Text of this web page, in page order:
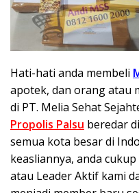
Hati-hati anda membeli
apotek, dan orang atau
di PT. Melia Sehat
Propolis Palsu beredar di
semua kota besar di
keasliannya, anda
atau Leader Aktif kami